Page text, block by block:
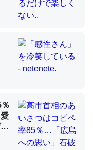
分の1程度。
「昆虫はなぜ海にいな
あって面白い。海に
はカルシウムを使わ
違うのか？
「昆虫はなぜ海にいな